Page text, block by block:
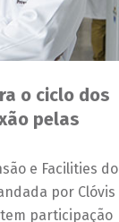
o ciclo dos
pelas
e Facilities do
por Clóvis
participação